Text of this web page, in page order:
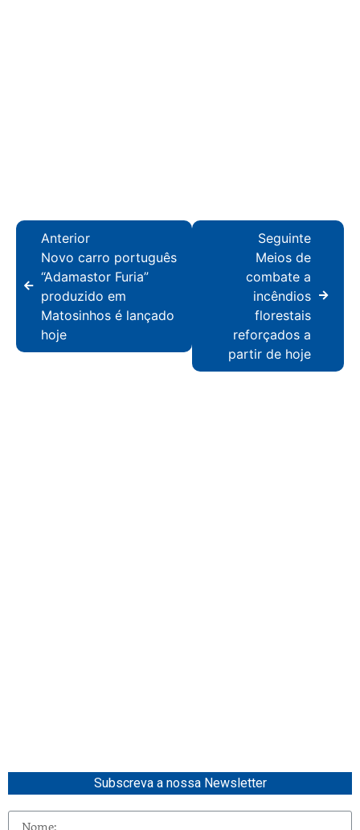
Anterior
Novo carro português
“Adamastor Furia”
produzido em
Matosinhos é lançado
hoje
Seguinte
Meios de
combate a
incêndios
florestais
reforçados a
partir de hoje
Subscreva a nossa Newsletter